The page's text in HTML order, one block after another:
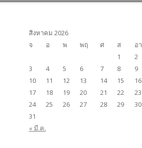
สอนภาษาอังกฤษ (นานาชาติ)
วิชาชีพและนานาชาติ (นานาชาติ)
สอนภาษาอังกฤษ (นานาชาติ)
วิชาชีพและนานาชาติ (นานาชาติ)
AUN-QA
ศศ.ม.ภาษาศาสตร์ประยุกต์ ด้านการ
สอนภาษาอังกฤษ (นานาชาติ)
AUN-QA
ปร.ด.ภาษาศาสตร์ประยุกต์
(นานาชาติ)
AUN-QA
สิงหาคม 2026
จ
อ พ พฤ ศ ส อา
« มี.ค.
1
2
3
4 5 6 7 8
9
10
11 12 13 14 15
16
17
18 19 20 21 22
23
24
25 26 27 28 29
30
31